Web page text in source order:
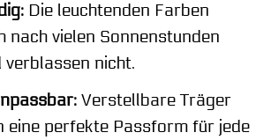
Die leuchtenden Farben
nach vielen Sonnenstunden
verblassen nicht.
Verstellbare Träger
eine perfekte Passform für jede